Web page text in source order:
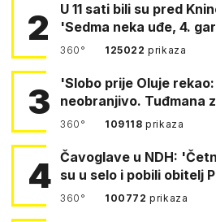
2
U 11 sati bili su pred Kninom. Gotovina:
'Sedma neka uđe, 4.
360° 125022prikaza
3
'Slobo prije Oluje
neobranjivo. Tuđmana
360° 109118prikaza
4 Čavoglave u NDH:
su u selo i pobili obitelj
360° 100772prikaza